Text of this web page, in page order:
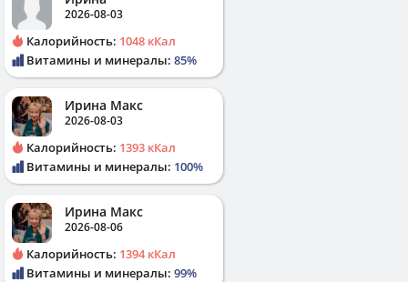
2026-08-03
Калорийность: 1048 кКал
Витамины и минералы: 85%
Ирина Макс
2026-08-03
Калорийность: 1393 кКал
Витамины и минералы: 100%
Ирина Макс
2026-08-06
Калорийность: 1394 кКал
Витамины и минералы: 99%